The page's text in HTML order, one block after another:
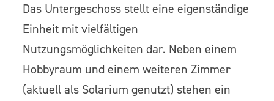
Das Untergeschoss stellt eine eigenständige
Einheit mit vielfältigen
Nutzungsmöglichkeiten dar. Neben einem
Hobbyraum und einem weiteren Zimmer
(aktuell als Solarium genutzt) stehen ein